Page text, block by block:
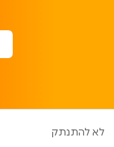
לא להתנתק